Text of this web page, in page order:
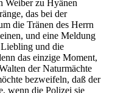
Weiber zu Hyänen
das bei der
die Tränen des Herrn
und eine Meldung
Liebling und die
das einzige Moment,
der Naturmächte
bezweifeln, daß der
wenn die Polizei sie